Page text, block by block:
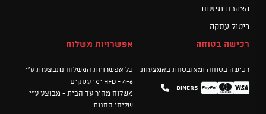
הצהרת נגישות
ביטול עסקה
רכישה בטוחה
רכישה בטוחה ומאובטחת באמצעות:
Visa
Mastercard
PayPal
Diners
אפשרויות משלוח
כל אפשרויות המשלוח נתבצעות ע"י
HFD - 4-6 ימי עסקים
משלוח מהיר עד הבית - מבוצע ע"י
שליחי החנות